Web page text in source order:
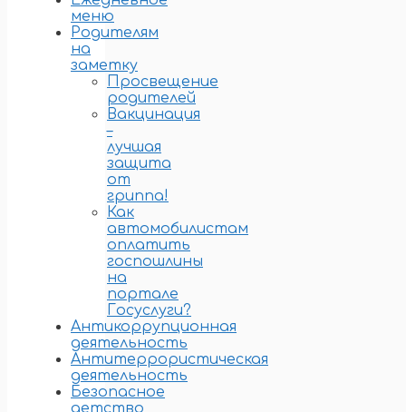
меню
Родителям
на
заметку
Просвещение
родителей
Вакцинация
–
лучшая
защита
от
гриппа!
Как
автомобилистам
оплатить
госпошлины
на
портале
Госуслуги?
Антикоррупционная
деятельность
Антитеррористическая
деятельность
Безопасное
детство